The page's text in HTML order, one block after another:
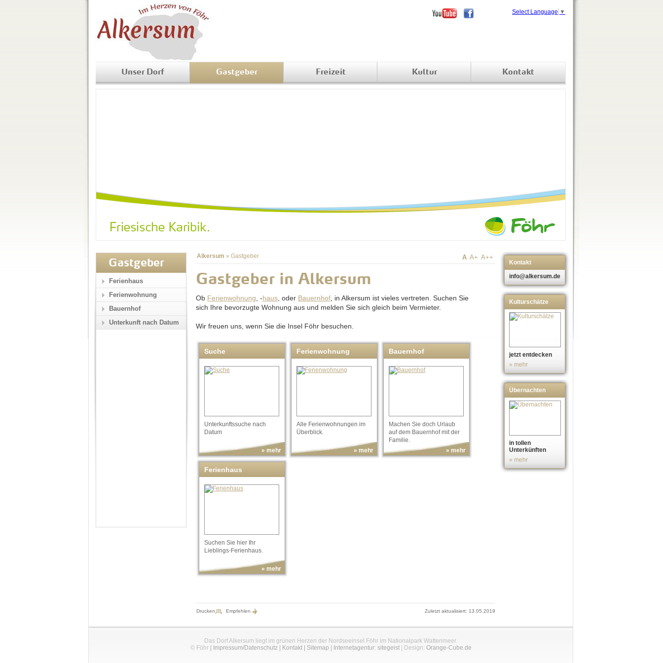
Unser Dorf Gastgeber Freizeit Kultur Kontakt
Alkersum » Gastgeber A A+ A++
Gastgeber in Alkersum
Ob Ferienwohnung , -haus , oder Bauernhof , in Alkersum ist vieles vertreten. Suchen Sie
sich Ihre bevorzugte Wohnung aus und melden Sie sich gleich beim Vermieter.
Wir freuen uns, wenn Sie die Insel Föhr besuchen.
Suche
Unterkunftssuche nach
Datum
» mehr
Ferienwohnung
Alle Ferienwohnungen im
Überblick.
» mehr
Bauernhof
Machen Sie doch Urlaub
auf dem Bauernhof mit der
Familie.
» mehr
Ferienhaus
Suchen Sie hier Ihr
Lieblings-Ferienhaus.
» mehr
Kontakt
info@alkersum.de
Kulturschätze
jetzt entdecken
» mehr
Übernachten
in tollen
Unterkünften
» mehr
Gastgeber
Ferienhaus
Ferienwohnung
Bauernhof
Unterkunft nach Datum
Select Language ▼
Drucken Empfehlen Zuletzt aktualisiert: 13.05.2019
Das Dorf Alkersum liegt im grünen Herzen der Nordseeinsel Föhr im Nationalpark Wattenmeer.
© Föhr| Impressum/Datenschutz| Kontakt| Sitemap | Internetagentur: sitegeist| Design: Orange-Cube.de